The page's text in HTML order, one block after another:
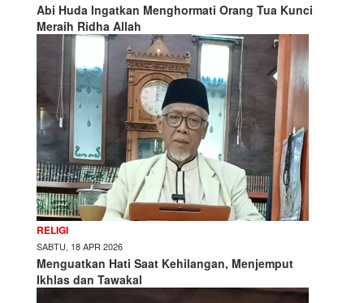
Abi Huda Ingatkan Menghormati Orang Tua Kunci
Meraih Ridha Allah
RELIGI
SABTU, 18 APR 2026
Menguatkan Hati Saat Kehilangan, Menjemput
Ikhlas dan Tawakal